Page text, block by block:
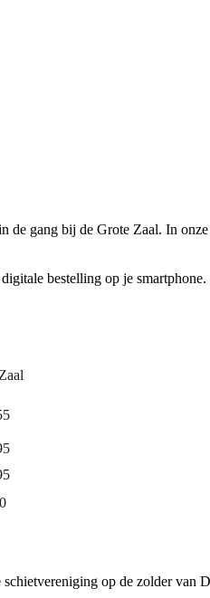
de gang bij de Grote Zaal. In onze
bestelling op je smartphone.
op de zolder van